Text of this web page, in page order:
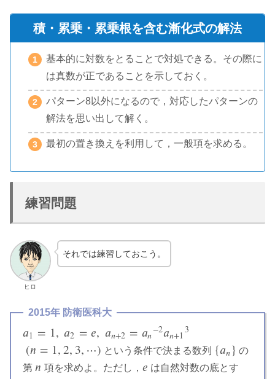
積・累乗・累乗根を含む漸化式の解法
基本的に対数をとることで対処できる。その際に
は真数が正であることを示しておく。
パターン8以外になるので，対応したパターンの
解法を思い出して解く。
最初の置き換えを利用して，一般項を求める。
練習問題
ヒロ
それでは練習しておこう。
2015年 防衛医科大
𝑎1 = 1, 𝑎2 = 𝑒,
a1 =1, a2 =e, 𝑎𝑛+2 = 𝑎𝑛 −2𝑎𝑛+13
an+2 =a n−2an+13
(𝑛 = 1,2, 3, ⋯)
(n= 1,2,3 ,⋯ ) という条件で決まる数列 {𝑎𝑛 }
{ an}
の
第 𝑛
n 項を求めよ。ただし， 𝑒
e は自然対数の底とす